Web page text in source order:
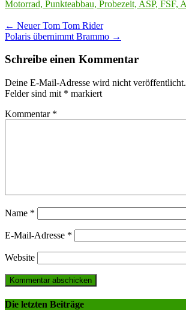
Post
navigation
← Neuer Tom Tom Rider
Polaris übernimmt Brammo →
Schreibe einen Kommentar
Deine E-Mail-Adresse wird nicht veröffentlicht.
Felder sind mit * markiert
Kommentar *
Name *
E-Mail-Adresse *
Website
Die letzten Beiträge